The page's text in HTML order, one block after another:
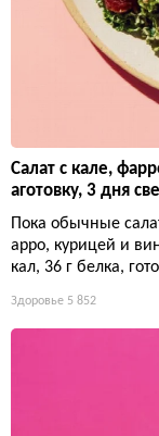
Салат с кале,
аготовку, 3 дня
Пока обычные
арро, курицей и
кал, 36 г белка,
Здоровье 5 852